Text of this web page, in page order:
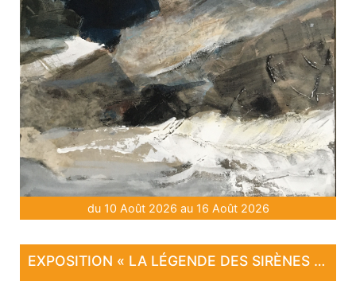
du 10 Août 2026 au 16 Août 2026
EXPOSITION « LA LÉGENDE DES SIRÈNES DE LARAMIÈRE »